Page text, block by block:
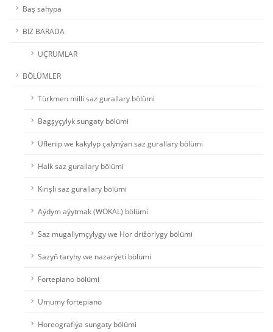
Baş sahypa
BIZ BARADA
UÇRUMLAR
BÖLÜMLER
Türkmen milli saz gurallary bölümi
Bagşyçylyk sungaty bölümi
Üflenip we kakylyp çalynýan saz gurallary bölümi
Halk saz gurallary bölümi
Kirişli saz gurallary bölümi
Aýdym aýytmak (WOKAL) bölümi
Saz mugallymçylygy we Hor drižorlygy bölümi
Sazyň taryhy we nazarýeti bölümi
Fortepiano bölümi
Umumy fortepiano
Horeografiýa sungaty bölümi